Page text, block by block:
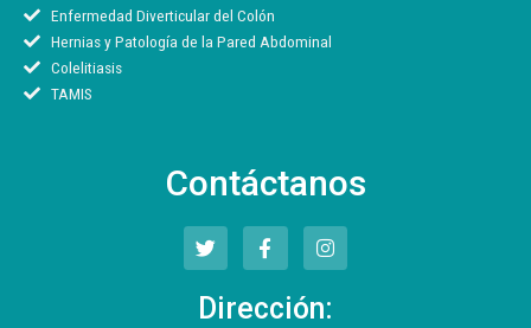
Enfermedad Diverticular del Colón
Hernias y Patología de la Pared Abdominal
Colelitiasis
TAMIS
Contáctanos
T
w
i
t
t
F
a
c
b
I
n
s
a
Dirección: